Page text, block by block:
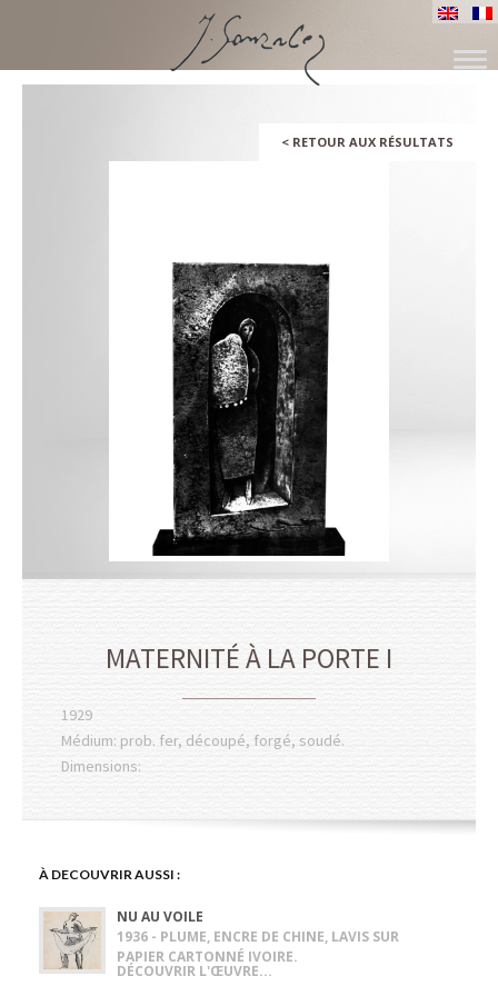
ALLER
< RETOUR AUX RÉSULTATS
MATERNITÉ À LA PORTE I
1929
Médium: prob. fer, découpé, forgé, soudé.
Dimensions:
À DECOUVRIR AUSSI :
NU AU VOILE
1936 - PLUME, ENCRE DE CHINE, LAVIS SUR
PAPIER CARTONNÉ IVOIRE.
DÉCOUVRIR L'ŒUVRE...